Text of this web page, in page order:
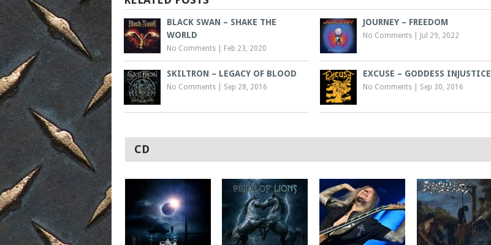
BLACK SWAN – SHAKE THE
WORLD
No Comments Feb 23, 2020
JOURNEY – FREEDOM
No Comments Jul 29, 2022
SKILTRON – LEGACY OF BLOOD
No Comments Sep 28, 2016
EXCUSE – GODDESS INJUSTICE
No Comments Sep 30, 2016
CD